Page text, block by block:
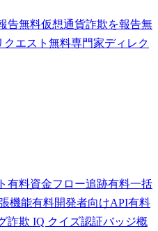
告無料仮想通貨詐欺を報告無
エスト 無料専門家ディレク
有料資金フロー追跡有料一括
機能有料開発者向けAPI有料
詐欺 IQ クイズ認証バッジ概